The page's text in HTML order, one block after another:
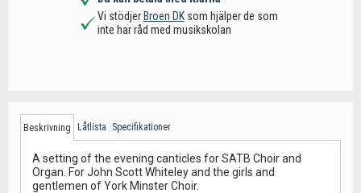
Vi stödjer Broen DKsom hjälper de som
inte har råd med musikskolan
Beskrivning Låtlista Specifikationer
A setting of the evening canticles for SATB Choir and
Organ. For John Scott Whiteley and the girls and
gentlemen of York Minster Choir.